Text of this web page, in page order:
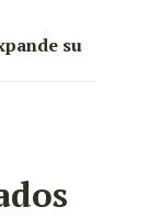
su